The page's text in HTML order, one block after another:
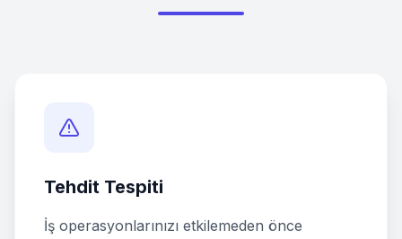
Tehdit Tespiti
İş operasyonlarınızı etkilemeden önce